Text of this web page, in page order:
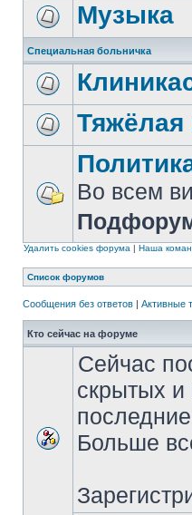
Музыка
Специальная больничка
Во всем
Удалить cookies форума | Наша
Список форумов
Сообщения без ответов | Активные
Кто сейчас на форуме
Сейчас
скрытых и
Больше